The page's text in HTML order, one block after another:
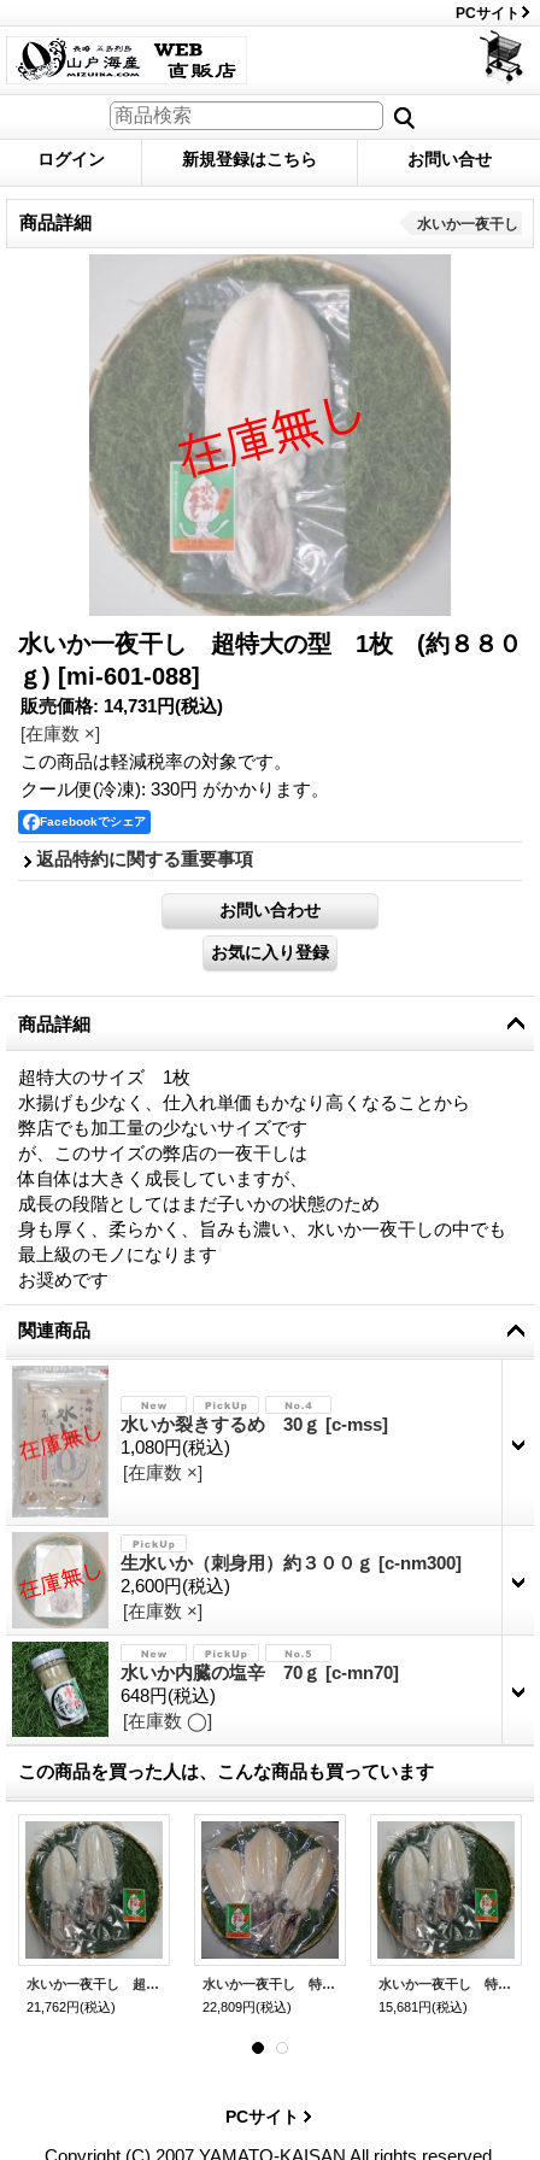
PCサイト
ログイン 新規登録はこちら お問い合せ
商品詳細 水いか一夜干し
水いか一夜干し 超特大の型 1枚 (約８８０
ｇ) [mi-601-088]
販売価格: 14,731円(税込)
[在庫数 ×]
この商品は軽減税率の対象です。
クール便(冷凍): 330円 がかかります。
Facebookでシェア
返品特約に関する重要事項
商品詳細
超特大のサイズ 1枚
水揚げも少なく、仕入れ単価もかなり高くなることから
弊店でも加工量の少ないサイズです
が、このサイズの弊店の一夜干しは
体自体は大きく成長していますが、
成長の段階としてはまだ子いかの状態のため
身も厚く、柔らかく、旨みも濃い、水いか一夜干しの中でも
最上級のモノになります
お奨めです
関連商品
水いか裂きするめ 30ｇ [c-mss]
1,080円(税込)
[在庫数 ×]
生水いか（刺身用）約３００ｇ [c-nm300]
2,600円(税込)
[在庫数 ×]
水いか内臓の塩辛 70ｇ [c-mn70]
648円(税込)
[在庫数 ◯]
この商品を買った人は、こんな商品も買っています
水いか一夜干し 超特大の型 2枚 (総量約1,300g)
21,762円(税込)
水いか一夜干し 特大の型 3枚 (総量1600g)
22,809円(税込)
水いか一夜干し 特大の型 2枚 (総量1100g)
15,681円(税込)
PCサイト
Copyright (C) 2007 YAMATO-KAISAN All rights reserved.